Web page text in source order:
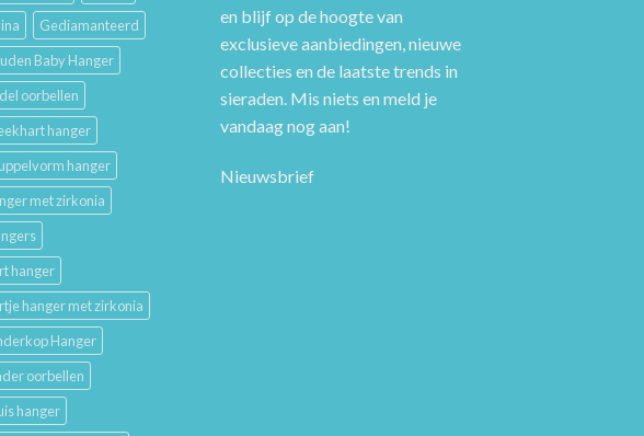
Gediamanteerd
Baby Hanger
oorbellen
hanger
hanger
met zirkonia
hanger
hanger met zirkonia
Hanger
oorbellen
hanger
en blijf op de hoogte van
exclusieve aanbiedingen, nieuwe
collecties en de laatste trends in
sieraden. Mis niets en meld je
vandaag nog aan!
Nieuwsbrief